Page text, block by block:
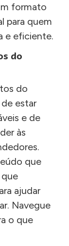
formato
para quem
e eficiente.
do
do
estar
e de
às
que
ajudar
Navegue
o que